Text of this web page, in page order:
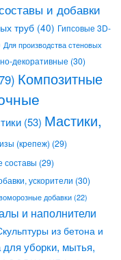
и добавки
труб (40) Гипсовые 3D-
Для производства стеновых
декоративные (30)
Композитные
(53) Мастики,
(крепеж) (29)
составы (29)
ускорители (30)
добавки (22)
и наполнители
из бетона и
уборки, мытья,